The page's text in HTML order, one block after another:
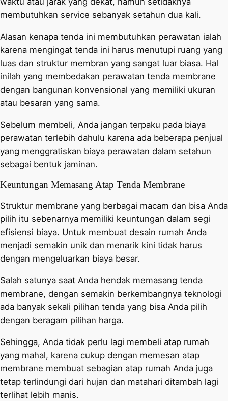
membutuhkan service sebanyak setahun dua kali.
Alasan kenapa tenda ini membutuhkan perawatan ialah
karena mengingat tenda ini harus menutupi ruang yang
luas dan struktur membran yang sangat luar biasa. Hal
inilah yang membedakan perawatan tenda membrane
dengan bangunan konvensional yang memiliki ukuran
atau besaran yang sama.
Sebelum membeli, Anda jangan terpaku pada biaya
perawatan terlebih dahulu karena ada beberapa penjual
yang menggratiskan biaya perawatan dalam setahun
sebagai bentuk jaminan.
Keuntungan Memasang Atap Tenda Membrane
Struktur membrane yang berbagai macam dan bisa Anda
pilih itu sebenarnya memiliki keuntungan dalam segi
efisiensi biaya. Untuk membuat desain rumah Anda
menjadi semakin unik dan menarik kini tidak harus
dengan mengeluarkan biaya besar.
Salah satunya saat Anda hendak memasang tenda
membrane, dengan semakin berkembangnya teknologi
ada banyak sekali pilihan tenda yang bisa Anda pilih
dengan beragam pilihan harga.
Sehingga, Anda tidak perlu lagi membeli atap rumah
yang mahal, karena cukup dengan memesan atap
membrane membuat sebagian atap rumah Anda juga
tetap terlindungi dari hujan dan matahari ditambah lagi
terlihat lebih manis.